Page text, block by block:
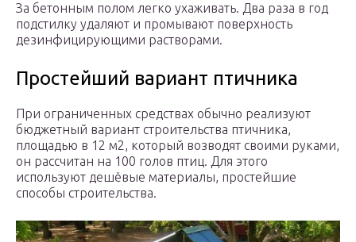
За бетонным полом легко ухаживать. Два раза в год
подстилку удаляют и промывают поверхность
дезинфицирующими растворами.
Простейший вариант птичника
При ограниченных средствах обычно реализуют
бюджетный вариант строительства птичника,
площадью в 12 м2, который возводят своими руками,
он рассчитан на 100 голов птиц. Для этого
используют дешёвые материалы, простейшие
способы строительства.